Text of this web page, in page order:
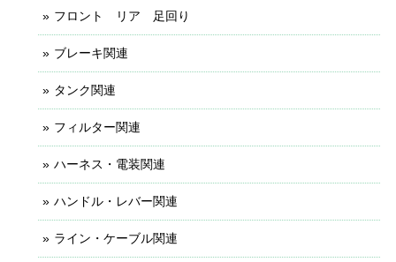
フロント リア 足回り
ブレーキ関連
タンク関連
フィルター関連
ハーネス・電装関連
ハンドル・レバー関連
ライン・ケーブル関連